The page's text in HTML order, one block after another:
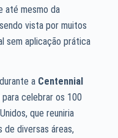
até mesmo da
vista por muitos
sem aplicação prática
a Centennial
para celebrar os 100
que reuniria
diversas áreas,